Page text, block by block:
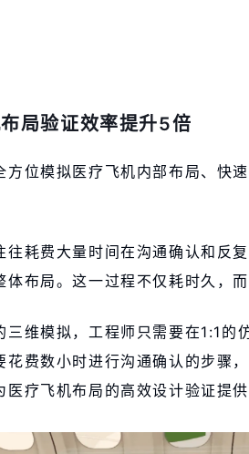
局验证效率提升5倍
位模拟医疗飞机内部布局、快
耗费大量时间在沟通确认和反
布局。这一过程不仅耗时久，而
维模拟，工程师只需要在1:1的
花费数小时进行沟通确认的步骤
疗飞机布局的高效设计验证提供